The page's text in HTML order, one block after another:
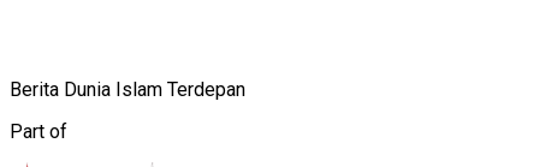
Berita Dunia Islam Terdepan
Part of